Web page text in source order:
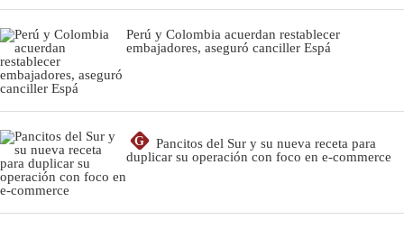
Perú y Colombia acuerdan restablecer
embajadores, aseguró canciller Espá
G
Pancitos del Sur y su nueva receta para
duplicar su operación con foco en e-commerce